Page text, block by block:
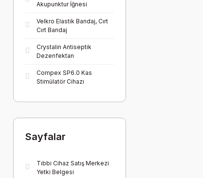
Akupunktur İğnesi
Velkro Elastik Bandaj, Cırt
Cırt Bandaj
Crystalin Antiseptik
Dezenfektan
Compex SP6.0 Kas
Stimülatör Cihazı
Sayfalar
Tıbbi Cihaz Satış Merkezi
Yetki Belgesi